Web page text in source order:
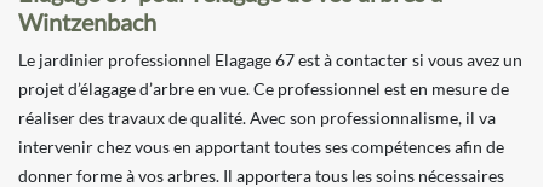
Wintzenbach
Le jardinier professionnel Elagage 67 est à contacter si vous avez un
projet d’élagage d’arbre en vue. Ce professionnel est en mesure de
réaliser des travaux de qualité. Avec son professionnalisme, il va
intervenir chez vous en apportant toutes ses compétences afin de
donner forme à vos arbres. Il apportera tous les soins nécessaires